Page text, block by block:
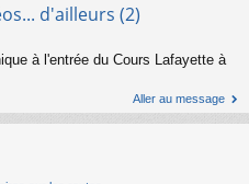
d'ailleurs (2)
à l'entrée du Cours Lafayette à
Aller au message